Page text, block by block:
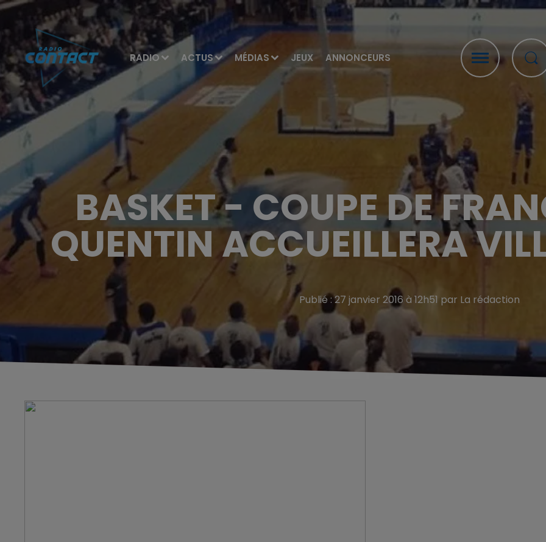
RADIO ACTUS MÉDIAS JEUX ANNONCEURS
BASKET - COUPE DE
QUENTIN ACCUEILLERA
Publié : 27 janvier 2016 à 12h51 par La rédaction